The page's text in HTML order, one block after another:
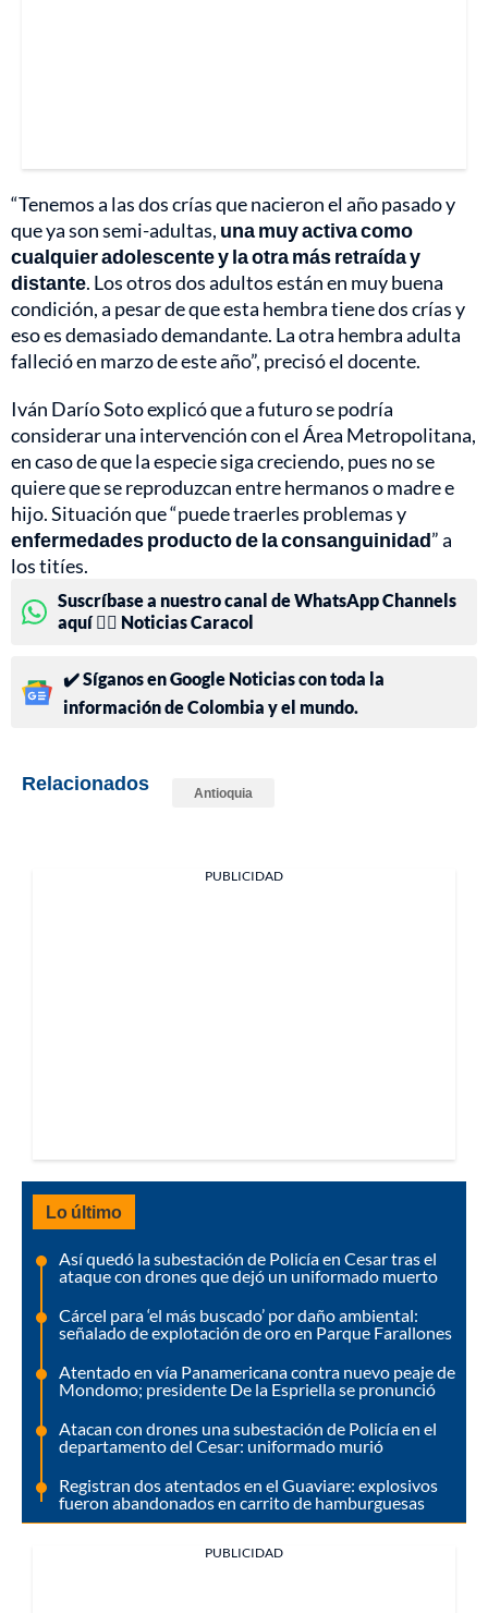
“Tenemos a las dos crías que nacieron el año pasado y
que ya son semi-adultas, una muy activa como
cualquier adolescente y la otra más retraída y
distante. Los otros dos adultos están en muy buena
condición, a pesar de que esta hembra tiene dos crías y
eso es demasiado demandante. La otra hembra adulta
falleció en marzo de este año”, precisó el docente.
Iván Darío Soto explicó que a futuro se podría
considerar una intervención con el Área Metropolitana,
en caso de que la especie siga creciendo, pues no se
quiere que se reproduzcan entre hermanos o madre e
hijo. Situación que “puede traerles problemas y
enfermedades producto de la consanguinidad” a
los titíes.
Suscríbase a nuestro canal de WhatsApp Channels
aquí 👉🏻 Noticias Caracol
✔️ Síganos en Google Noticias con toda la
información de Colombia y el mundo.
Relacionados Antioquia
PUBLICIDAD
Lo último
Así quedó la subestación de Policía en Cesar tras el
ataque con drones que dejó un uniformado muerto
Cárcel para ‘el más buscado’ por daño ambiental:
señalado de explotación de oro en Parque Farallones
Atentado en vía Panamericana contra nuevo peaje de
Mondomo; presidente De la Espriella se pronunció
Atacan con drones una subestación de Policía en el
departamento del Cesar: uniformado murió
Registran dos atentados en el Guaviare: explosivos
fueron abandonados en carrito de hamburguesas
PUBLICIDAD